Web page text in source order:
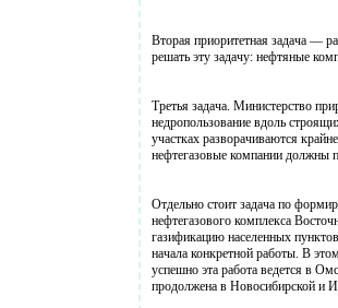
Вторая приоритетная задача —
решать эту задачу: нефтяные
Третья задача. Министерство
недропользование вдоль
участках разворачиваются
нефтегазовые компании должны
Отдельно стоит задача по
нефтегазового комплекса
газификацию населенных
начала конкретной работы. В
успешно эта работа ведется в
продолжена в Новосибирской и